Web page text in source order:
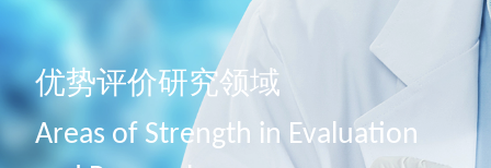
优势评价研究领域
Areas of Strength in Evaluation